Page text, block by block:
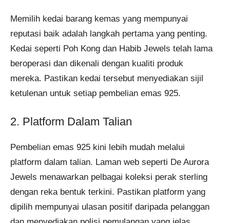
Memilih kedai barang kemas yang mempunyai
reputasi baik adalah langkah pertama yang penting.
Kedai seperti Poh Kong dan Habib Jewels telah lama
beroperasi dan dikenali dengan kualiti produk
mereka. Pastikan kedai tersebut menyediakan sijil
ketulenan untuk setiap pembelian emas 925.
2. Platform Dalam Talian
Pembelian emas 925 kini lebih mudah melalui
platform dalam talian. Laman web seperti De Aurora
Jewels menawarkan pelbagai koleksi perak sterling
dengan reka bentuk terkini. Pastikan platform yang
dipilih mempunyai ulasan positif daripada pelanggan